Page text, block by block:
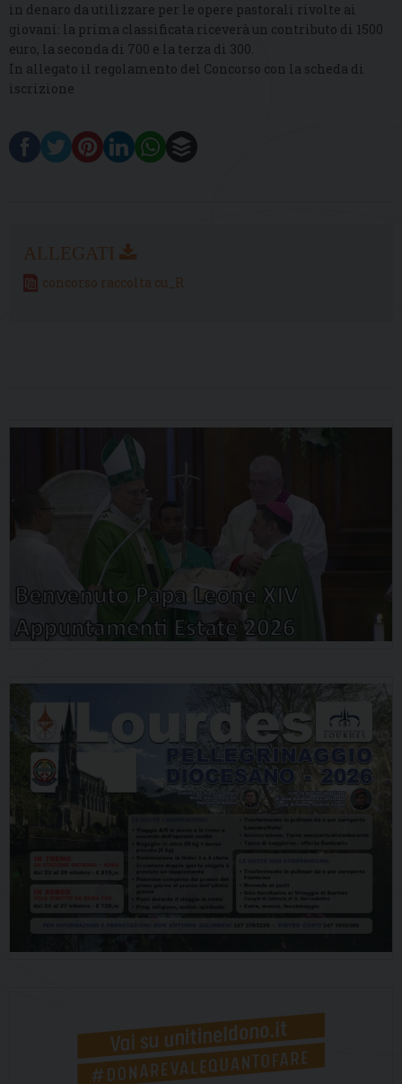
in denaro da utilizzare per le opere pastorali rivolte ai
giovani: la prima classificata riceverà un contributo di 1500
euro, la seconda di 700 e la terza di 300.
In allegato il regolamento del Concorso con la scheda di
iscrizione
concorso raccolta cu_R